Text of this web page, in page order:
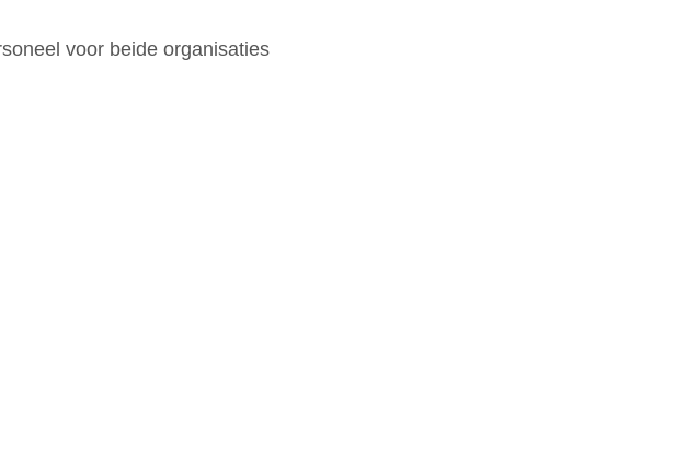
voor beide organisaties